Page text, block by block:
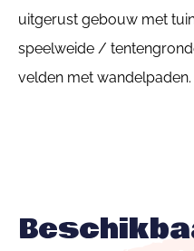
uitgerust gebouw met
speelweide /
velden met wandelpaden.